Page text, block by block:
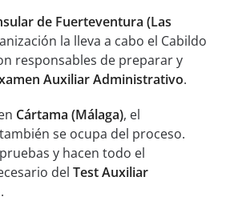
de Fuerteventura (Las
la lleva a cabo el Cabildo
responsables de preparar y
Auxiliar Administrativo.
Cártama (Málaga), el
se ocupa del proceso.
y hacen todo el
del Test Auxiliar
.